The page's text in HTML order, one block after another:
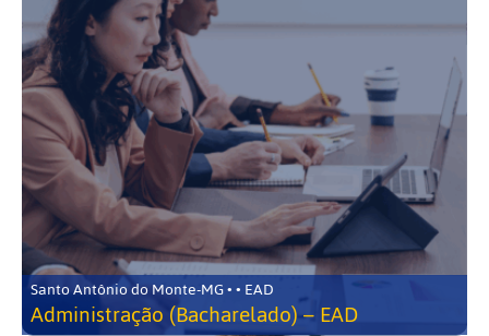
Santo Antônio do Monte-MG • • EAD
Administração (Bacharelado) – EAD